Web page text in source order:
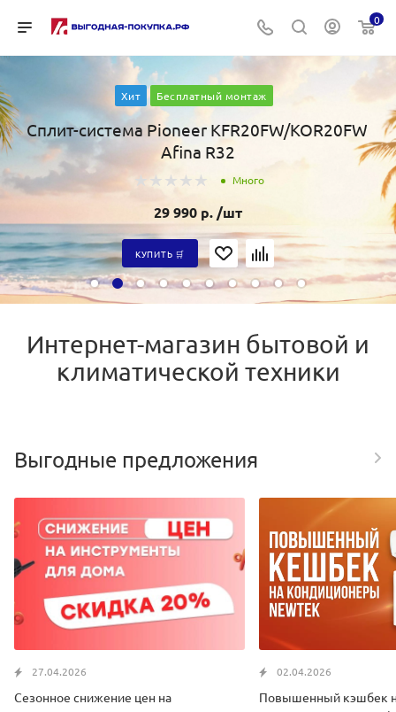
0
Хит Бесплатный монтаж
Сплит-система Pioneer KFR20FW/KOR20FW
Afina R32
Много
29 990 р. /шт
КУПИТЬ 🛒
Интернет-магазин бытовой и
климатической техники
Выгодные предложения
27.04.2026
Сезонное снижение цен на
02.04.2026
Повышенный кэшбек